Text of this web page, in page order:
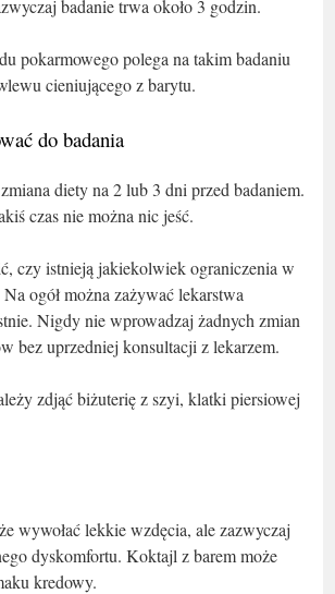
badanie trwa około 3 godzin.
pokarmowego polega na takim badaniu
cieniującego z barytu.
do badania
diety na 2 lub 3 dni przed badaniem.
czas nie można nic jeść.
czy istnieją jakiekolwiek ograniczenia w
ogół można zażywać lekarstwa
Nigdy nie wprowadzaj żadnych zmian
bez uprzedniej konsultacji z lekarzem.
zdjąć biżuterię z szyi, klatki piersiowej
wywołać lekkie wzdęcia, ale zazwyczaj
dyskomfortu. Koktajl z barem może
kredowy.